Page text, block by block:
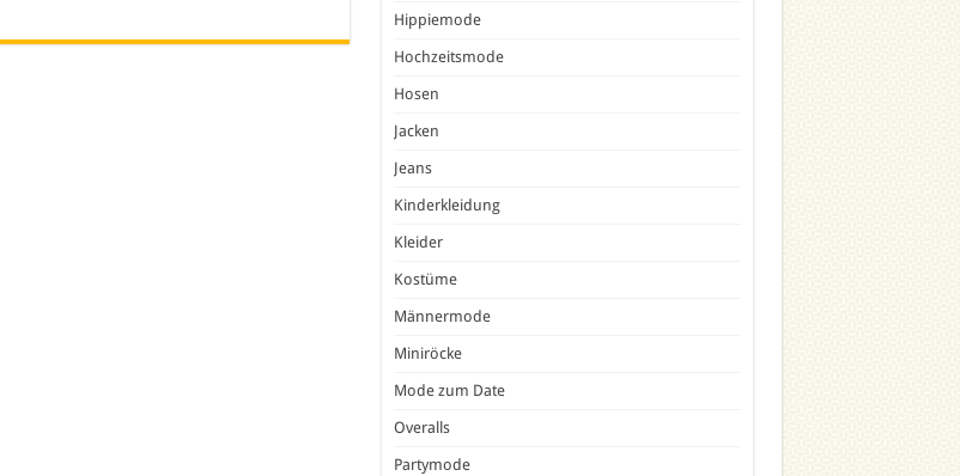
Hippiemode
Hochzeitsmode
Hosen
Jacken
Jeans
Kinderkleidung
Kleider
Kostüme
Männermode
Miniröcke
Mode zum Date
Overalls
Partymode